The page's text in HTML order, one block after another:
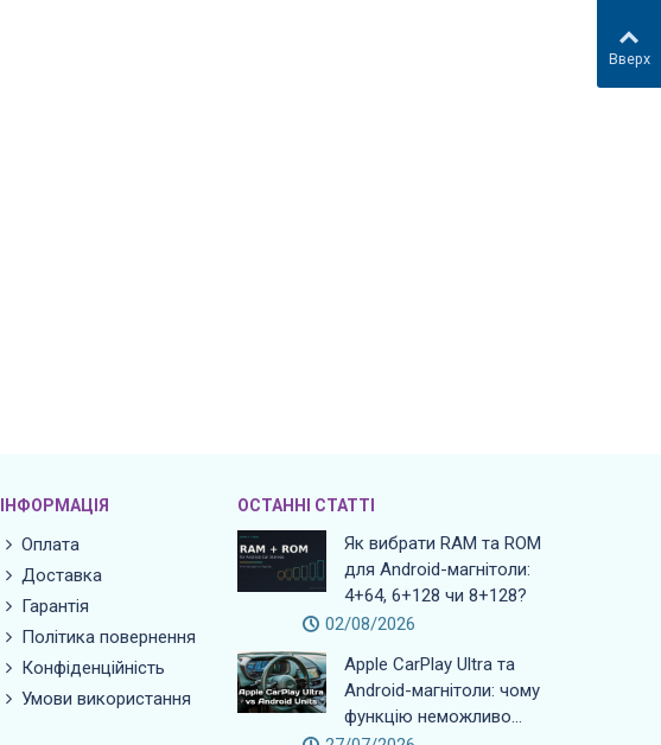
ІНФОРМАЦІЯ
Оплата
Доставка
Гарантія
Політика повернення
Конфіденційність
Умови використання
ОСТАННІ СТАТТІ
Як вибрати RAM та ROM
для Android-магнітоли:
4+64, 6+128 чи 8+128?
02/08/2026
Apple CarPlay Ultra та
Android-магнітоли: чому
функцію неможливо...
Вверх